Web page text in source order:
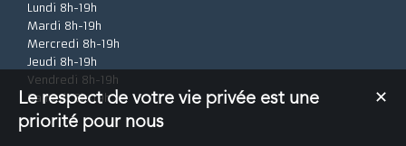
Lundi 8h-19h
Mardi 8h-19h
Mercredi 8h-19h
Jeudi 8h-19h
Vendredi 8h-19h
Samedi 8h-19h
✕
Le respect de votre vie privée est une
priorité pour nous